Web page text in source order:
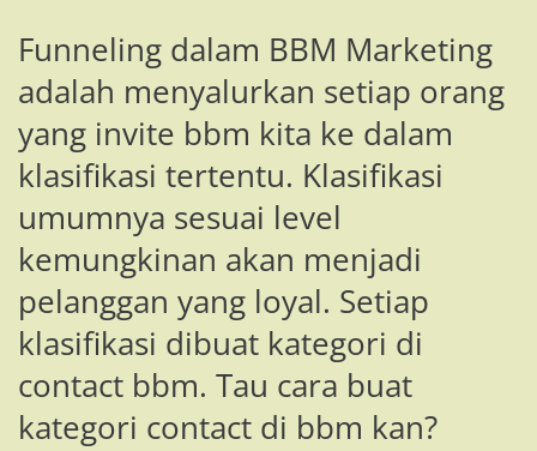
Funneling dalam BBM Marketing
adalah menyalurkan setiap orang
yang invite bbm kita ke dalam
klasifikasi tertentu. Klasifikasi
umumnya sesuai level
kemungkinan akan menjadi
pelanggan yang loyal. Setiap
klasifikasi dibuat kategori di
contact bbm. Tau cara buat
kategori contact di bbm kan?